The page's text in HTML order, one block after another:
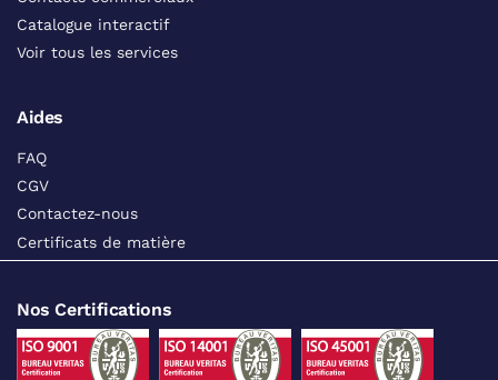
Catalogue interactif
Voir tous les services
Aides
FAQ
CGV
Contactez-nous
Certificats de matière
Nos Certifications